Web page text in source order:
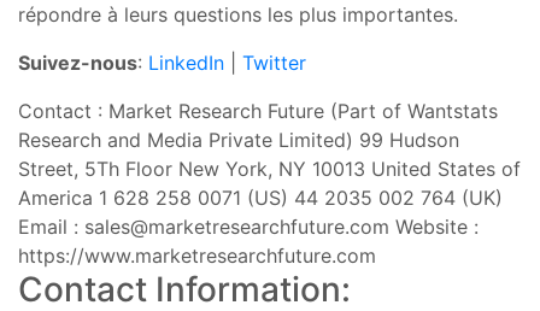
répondre à leurs questions les plus importantes.
Suivez-nous: LinkedIn
Twitter
Contact : Market Research Future (Part of Wantstats
Research and Media Private Limited) 99 Hudson
Street, 5Th Floor New York, NY 10013 United States of
America 1 628 258 0071 (US) 44 2035 002 764 (UK)
Email : sales@marketresearchfuture.com Website :
https://www.marketresearchfuture.com
Contact Information: